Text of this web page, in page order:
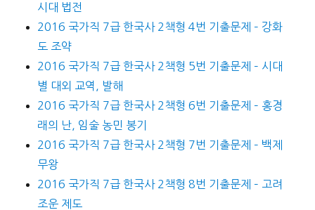
시대 법전
2016 국가직 7급 한국사 2책형 4번 기출문제 – 강화
도 조약
2016 국가직 7급 한국사 2책형 5번 기출문제 – 시대
별 대외 교역, 발해
2016 국가직 7급 한국사 2책형 6번 기출문제 – 홍경
래의 난, 임술 농민 봉기
2016 국가직 7급 한국사 2책형 7번 기출문제 – 백제
무왕
2016 국가직 7급 한국사 2책형 8번 기출문제 – 고려
조운 제도